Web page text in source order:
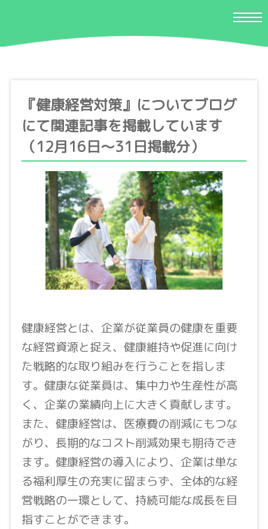
『健康経営対策』についてブログ
にて関連記事を掲載しています
（12月16日〜31日掲載分）
健康経営とは、企業が従業員の健康を重要
な経営資源と捉え、健康維持や促進に向け
た戦略的な取り組みを行うことを指しま
す。健康な従業員は、集中力や生産性が高
く、企業の業績向上に大きく貢献します。
また、健康経営は、医療費の削減にもつな
がり、長期的なコスト削減効果も期待でき
ます。健康経営の導入により、企業は単な
る福利厚生の充実に留まらず、全体的な経
営戦略の一環として、持続可能な成長を目
指すことができます。